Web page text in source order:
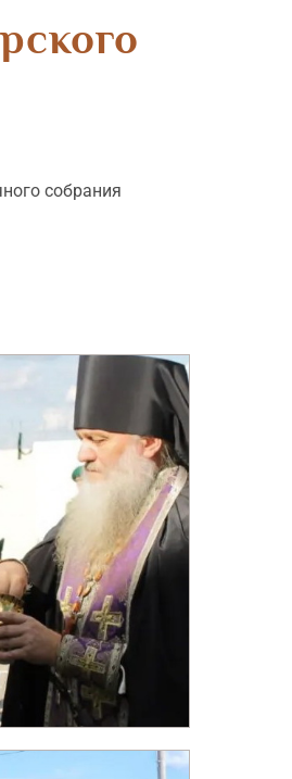
собрания